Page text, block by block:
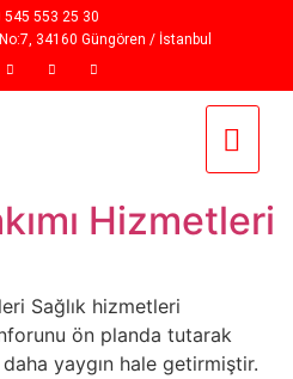
545 553 25 30
34160 Güngören / İstanbul
Hizmetleri
Sağlık hizmetleri
ön planda tutarak
yaygın hale getirmiştir.